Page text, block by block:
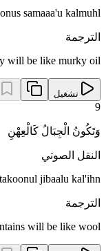
samaaa'u kalmuhl
الترجمة
will be like murky oil,
تشغيل
9
وَتَكُونُ الْجِبَالُ كَالْعِهْنِ
النقل الصوتي
jibaalu kal'ihn
الترجمة
will be like wool,